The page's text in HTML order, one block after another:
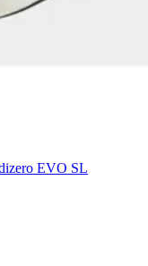
EVO SL